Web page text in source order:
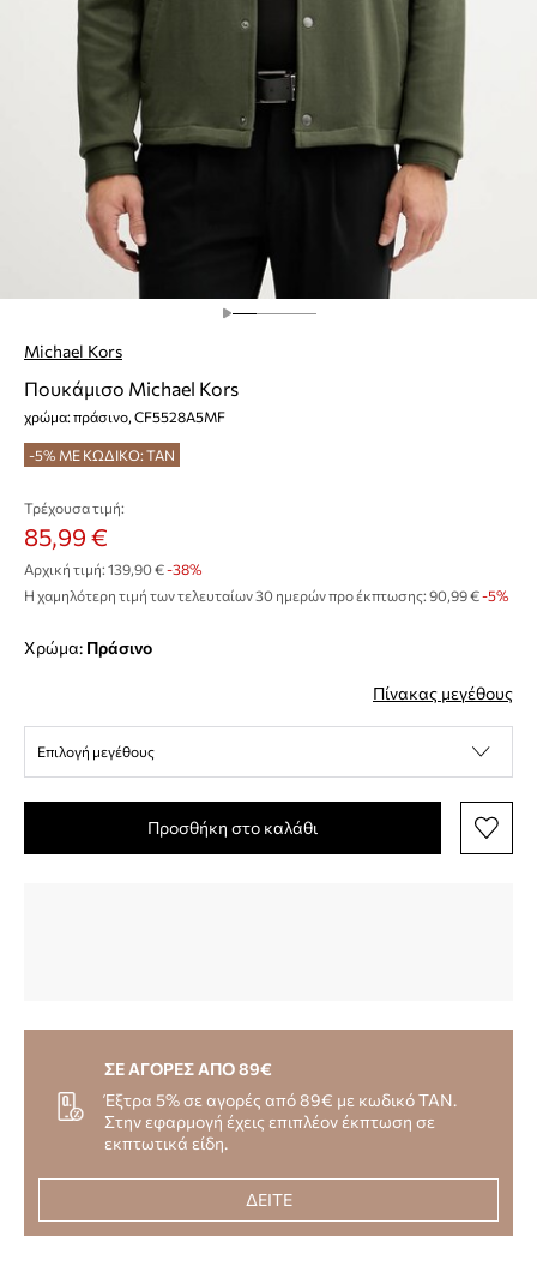
Michael Kors
Πουκάμισο Michael Kors
χρώμα: πράσινο, CF5528A5MF
-5% ΜΕ ΚΩΔΙΚΟ: TAN
Τρέχουσα τιμή:
85,99 €
Αρχική τιμή: 139,90 €-38%
Η χαμηλότερη τιμή των τελευταίων 30 ημερών προ έκπτωσης: 90,99 € -5%
Χρώμα: πράσινο
Πίνακας μεγέθους
Επιλογή μεγέθους
Προσθήκη στο καλάθι
ΣΕ ΑΓΟΡΕΣ ΑΠΟ 89€
Έξτρα 5% σε αγορές από 89€ με κωδικό TAN.
Στην εφαρμογή έχεις επιπλέον έκπτωση σε
εκπτωτικά είδη.
ΔΕΙΤΕ